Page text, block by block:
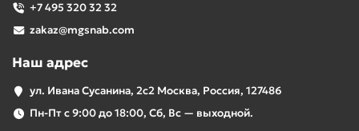
+7 495 320 32 32
zakaz@mgsnab.com
Наш адрес
ул. Ивана Сусанина, 2с2 Москва, Россия, 127486
Пн-Пт с 9:00 до 18:00, Сб, Вс — выходной.